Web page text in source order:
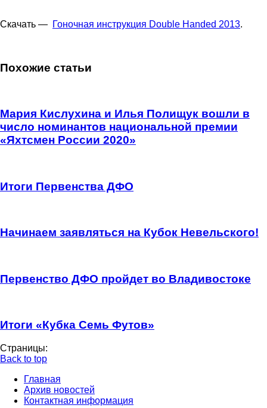
Скачать — Гоночная инструкция Double Handed 2013.
Похожие статьи
Мария Кислухина и Илья Полищук вошли в
число номинантов национальной премии
«Яхтсмен России 2020»
Итоги Первенства ДФО
Начинаем заявляться на Кубок Невельского!
Первенство ДФО пройдет во Владивостоке
Итоги «Кубка Семь Футов»
Страницы:
Back to top
Главная
Архив новостей
Контактная информация